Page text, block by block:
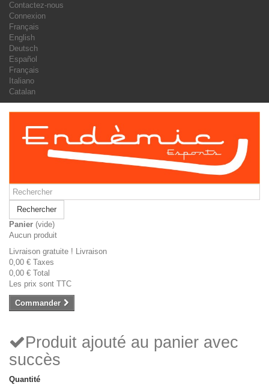
Contactez-nous
Connexion
Français
English
Deutsch
Español
Français
Italiano
Catalan
Rechercher
Panier (vide)
Aucun produit
Livraison gratuite ! Livraison
0,00 € Taxes
0,00 € Total
Les prix sont TTC
Commander
Produit ajouté au panier avec
succès
Quantité